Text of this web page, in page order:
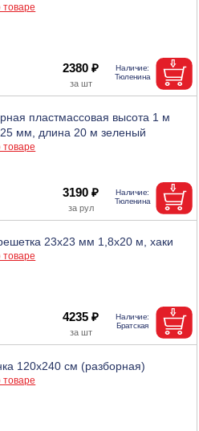
2380 ₽
пластмассовая высота 1 м
мм, длина 20 м зеленый
3190 ₽
23х23 мм 1,8х20 м, хаки
4235 ₽
120х240 см (разборная)